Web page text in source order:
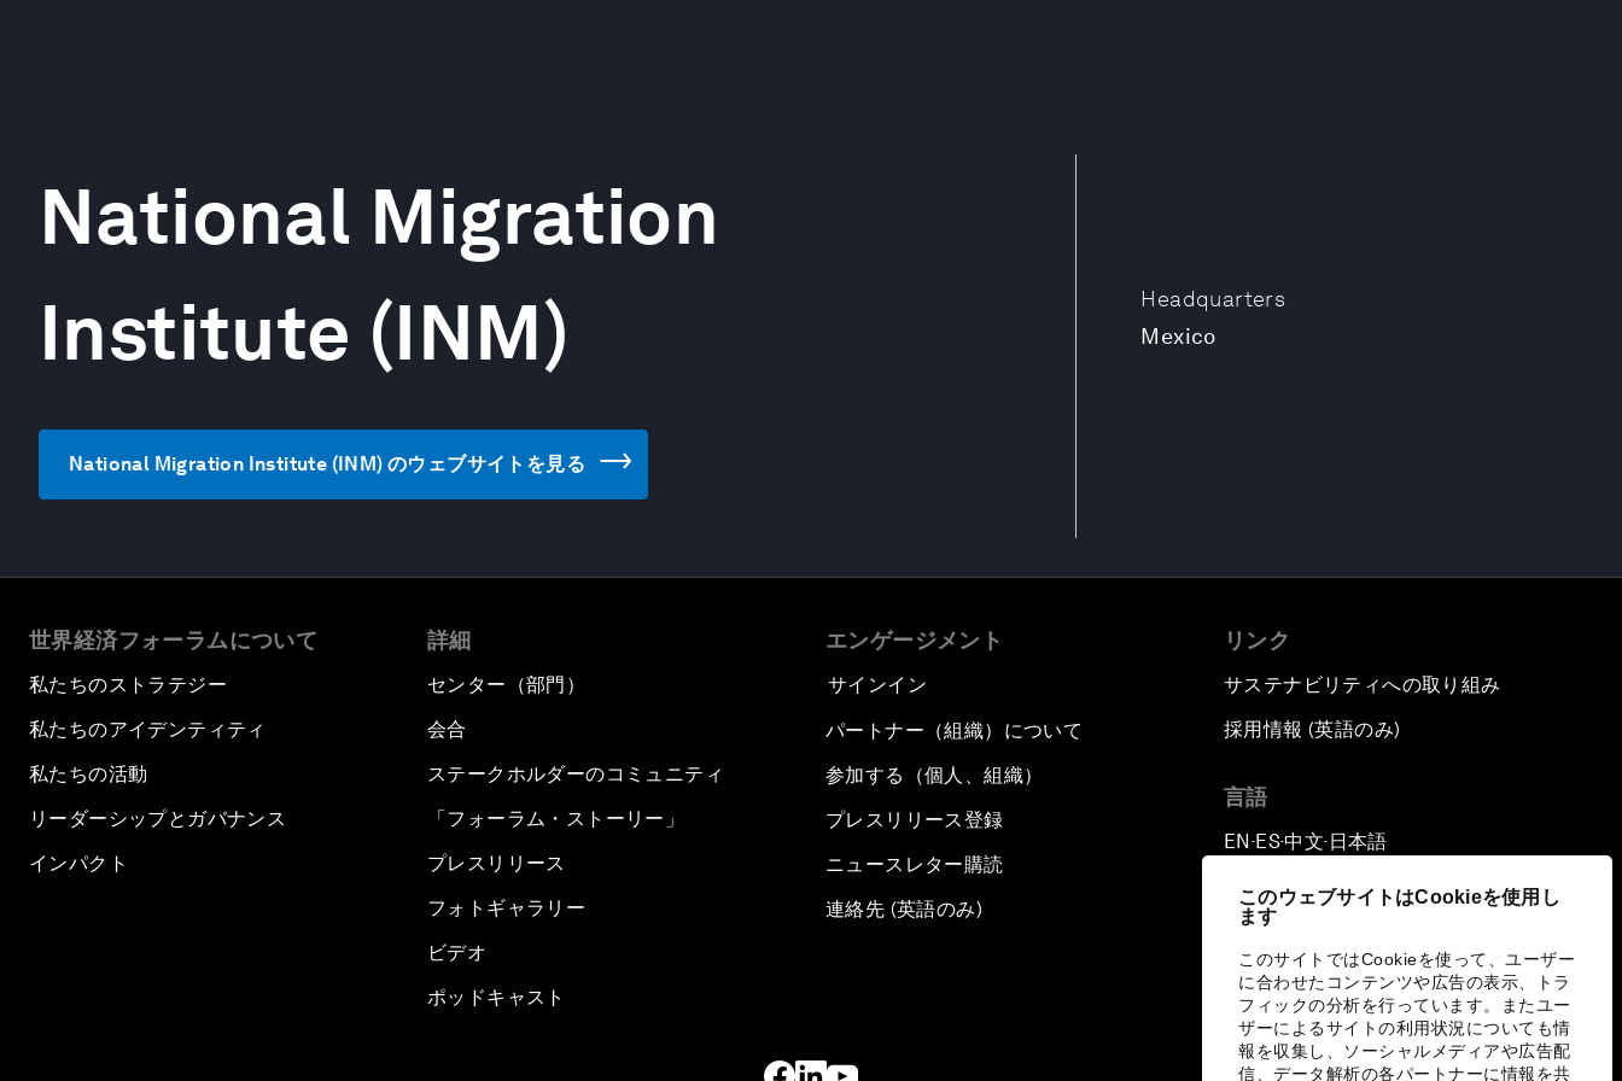
このウェブサイトはCookieを使用し
ます
このサイトではCookieを使って、ユーザー
に合わせたコンテンツや広告の表示、トラ
フィックの分析を行っています。またユー
ザーによるサイトの利用状況についても情
報を収集し、ソーシャルメディアや広告配
信、データ解析の各パートナーに情報を共
Headquarters
Mexico
National Migration
Institute (INM)
National Migration Institute (INM) のウェブサイトを見る
世界経済フォーラムについて
私たちのストラテジー
私たちのアイデンティティ
私たちの活動
リーダーシップとガバナンス
インパクト
詳細
センター（部門）
会合
ステークホルダーのコミュニティ
「フォーラム・ストーリー」
プレスリリース
フォトギャラリー
ビデオ
ポッドキャスト
エンゲージメント
サインイン
パートナー（組織）について
参加する（個人、組織）
プレスリリース登録
ニュースレター購読
連絡先 (英語のみ)
リンク
サステナビリティへの取り組み
採用情報 (英語のみ)
言語
EN ▪ES▪中文▪ 日本語